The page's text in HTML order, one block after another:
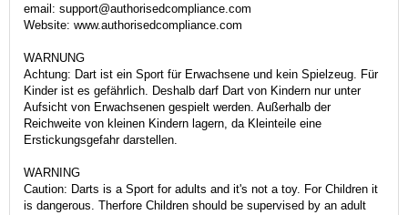
email: support@authorisedcompliance.com
Website: www.authorisedcompliance.com
WARNUNG
Achtung: Dart ist ein Sport für Erwachsene und kein Spielzeug. Für
Kinder ist es gefährlich. Deshalb darf Dart von Kindern nur unter
Aufsicht von Erwachsenen gespielt werden. Außerhalb der
Reichweite von kleinen Kindern lagern, da Kleinteile eine
Erstickungsgefahr darstellen.
WARNING
Caution: Darts is a Sport for adults and it's not a toy. For Children it
is dangerous. Therfore Children should be supervised by an adult